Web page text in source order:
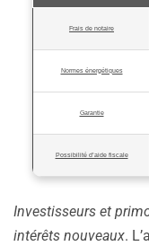
Frais de notaire
Normes énergétiques
Garantie
Possibilité d’aide fiscale
Investisseurs et
intérêts nouveaux.